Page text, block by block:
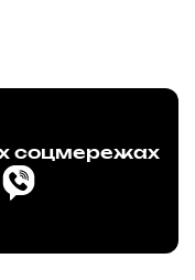
соцмережах